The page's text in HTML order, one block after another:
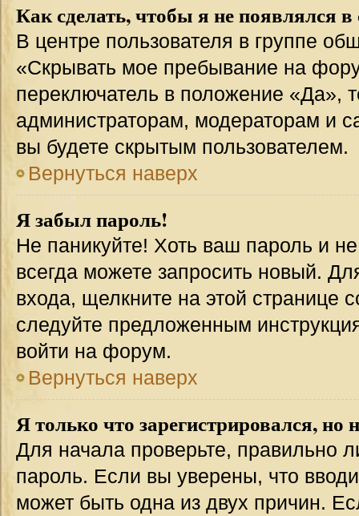
Как сделать, чтобы я не появлялся
В центре пользователя в группе
«Скрывать мое пребывание на
переключатель в положение «Да»,
администраторам, модераторам и
вы будете скрытым пользователем.
Вернуться наверх
Я забыл пароль!
Не паникуйте! Хоть ваш пароль и
всегда можете запросить новый.
входа, щелкните на этой странице
следуйте предложенным
войти на форум.
Вернуться наверх
Я только что зарегистрировался, но
Для начала проверьте, правильно
пароль. Если вы уверены, что
может быть одна из двух причин.